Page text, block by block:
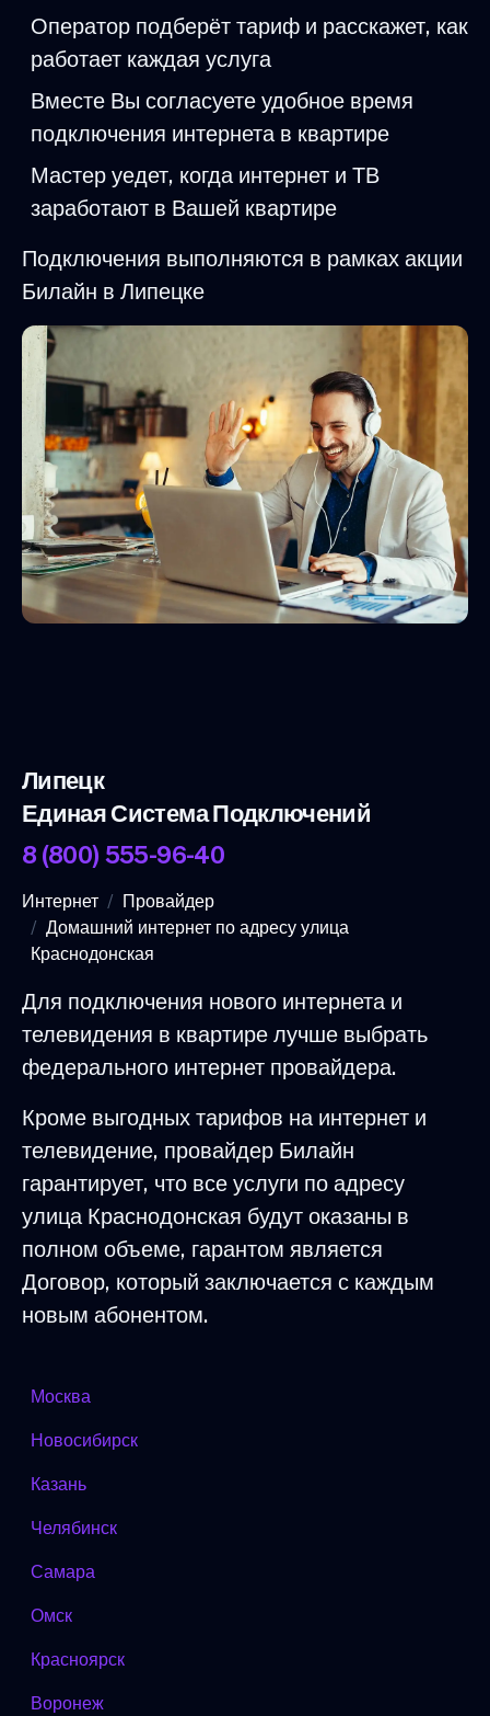
Оператор подберёт тариф и расскажет, как
работает каждая услуга
Вместе Вы согласуете удобное время
подключения интернета в квартире
Мастер уедет, когда интернет и ТВ
заработают в Вашей квартире
Подключения выполняются в рамках акции
Билайн в Липецке
Липецк
Единая Система Подключений
8 (800) 555-96-40
Интернет
Провайдер
Домашний интернет по адресу улица
Краснодонская
Для подключения нового интернета и
телевидения в квартире лучше выбрать
федерального интернет провайдера.
Кроме выгодных тарифов на интернет и
телевидение, провайдер Билайн
гарантирует, что все услуги по адресу
улица Краснодонская будут оказаны в
полном объеме, гарантом является
Договор, который заключается с каждым
новым абонентом.
Москва
Новосибирск
Казань
Челябинск
Самара
Омск
Красноярск
Воронеж